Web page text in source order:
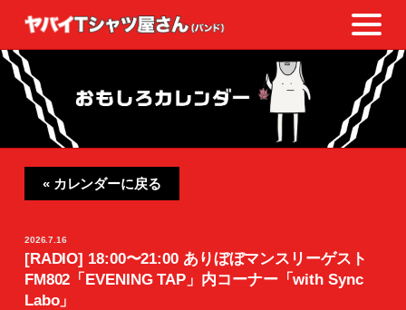
« カレンダーに戻る
2026.7.16
[RADIO] 18:00〜21:00 ありぼぼマンスリーゲスト
FM802「EVENING TAP」内コーナー「with Sync
Labo」